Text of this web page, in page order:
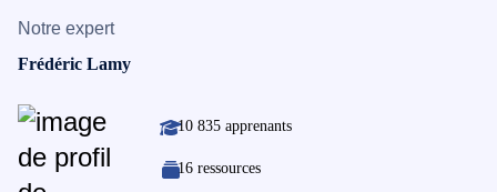
Notre expert
Frédéric Lamy
10 835 apprenants
16 ressources